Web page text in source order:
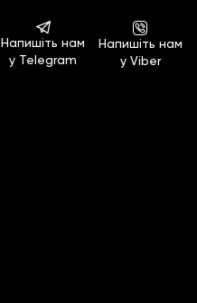
Напишіть нам
у Telegram
Напишіть нам
у Viber